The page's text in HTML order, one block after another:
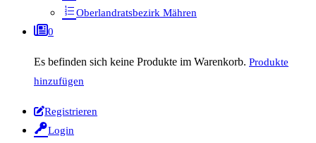
Oberlandratsbezirk Mähren
0
Es befinden sich keine Produkte im Warenkorb. Produkte
hinzufügen
Registrieren
Login